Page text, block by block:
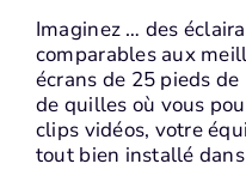
Imaginez … des
comparables aux
écrans de 25 pieds
de quilles où vous
clips vidéos, votre
tout bien installé